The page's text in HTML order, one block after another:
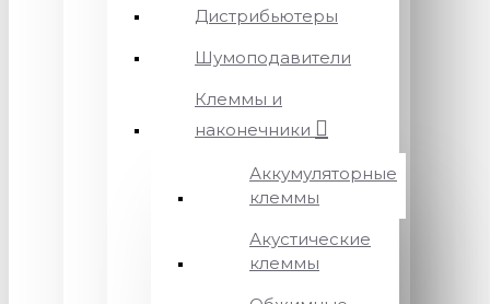
Дистрибьютеры
Шумоподавители
Клеммы и
наконечники
Аккумуляторные
клеммы
Акустические
клеммы